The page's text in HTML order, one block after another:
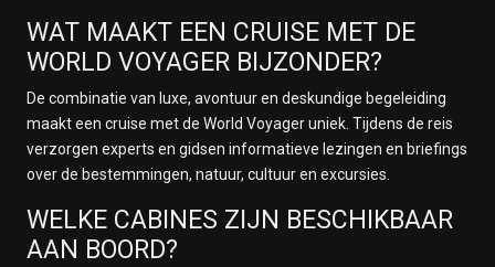
WAT MAAKT EEN CRUISE MET DE
WORLD VOYAGER BIJZONDER?
De combinatie van luxe, avontuur en deskundige begeleiding
maakt een cruise met de World Voyager uniek. Tijdens de reis
verzorgen experts en gidsen informatieve lezingen en briefings
over de bestemmingen, natuur, cultuur en excursies.
WELKE CABINES ZIJN BESCHIKBAAR
AAN BOORD?